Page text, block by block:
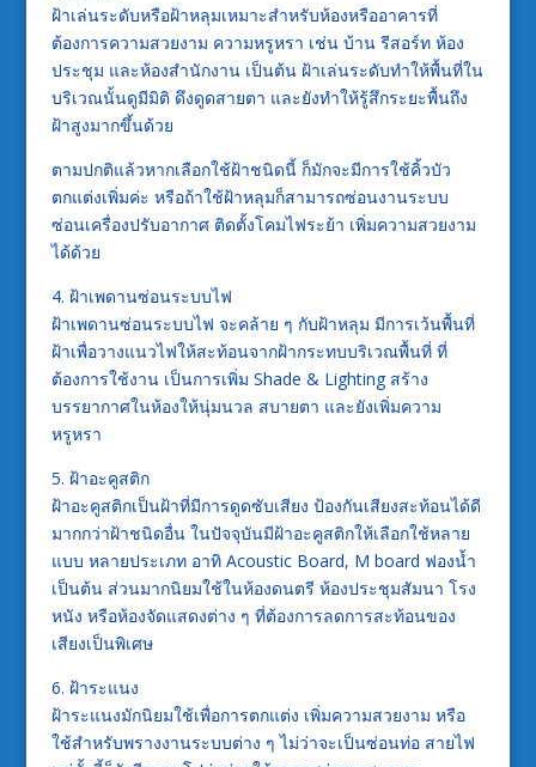
ฝ้าเล่นระดับหรือฝ้าหลุมเหมาะสำหรับห้องหรืออาคารที่
ต้องการความสวยงาม ความหรูหรา เช่น บ้าน รีสอร์ท ห้อง
ประชุม และห้องสำนักงาน เป็นต้น ฝ้าเล่นระดับทำให้พื้นที่ใน
บริเวณนั้นดูมีมิติ ดึงดูดสายตา และยังทำให้รู้สึกระยะพื้นถึง
ฝ้าสูงมากขึ้นด้วย
ตามปกติแล้วหากเลือกใช้ฝ้าชนิดนี้ ก็มักจะมีการใช้คิ้วบัว
ตกแต่งเพิ่มค่ะ หรือถ้าใช้ฝ้าหลุมก็สามารถซ่อนงานระบบ
ซ่อนเครื่องปรับอากาศ ติดตั้งโคมไฟระย้า เพิ่มความสวยงาม
ได้ด้วย
4. ฝ้าเพดานซ่อนระบบไฟ
ฝ้าเพดานซ่อนระบบไฟ จะคล้าย ๆ กับฝ้าหลุม มีการเว้นพื้นที่
ฝ้าเพื่อวางแนวไฟให้สะท้อนจากฝ้ากระทบบริเวณพื้นที่ ที่
ต้องการใช้งาน เป็นการเพิ่ม Shade & Lighting สร้าง
บรรยากาศในห้องให้นุ่มนวล สบายตา และยังเพิ่มความ
หรูหรา
5. ฝ้าอะคูสติก
ฝ้าอะคูสติกเป็นฝ้าที่มีการดูดซับเสียง ป้องกันเสียงสะท้อนได้ดี
มากกว่าฝ้าชนิดอื่น ในปัจจุบันมีฝ้าอะคูสติกให้เลือกใช้หลาย
แบบ หลายประเภท อาทิ Acoustic Board, M board ฟองน้ำ
เป็นต้น ส่วนมากนิยมใช้ในห้องดนตรี ห้องประชุมสัมนา โรง
หนัง หรือห้องจัดแสดงต่าง ๆ ที่ต้องการลดการสะท้อนของ
เสียงเป็นพิเศษ
6. ฝ้าระแนง
ฝ้าระแนงมักนิยมใช้เพื่อการตกแต่ง เพิ่มความสวยงาม หรือ
ใช้สำหรับพรางงานระบบต่าง ๆ ไม่ว่าจะเป็นซ่อนท่อ สายไฟ